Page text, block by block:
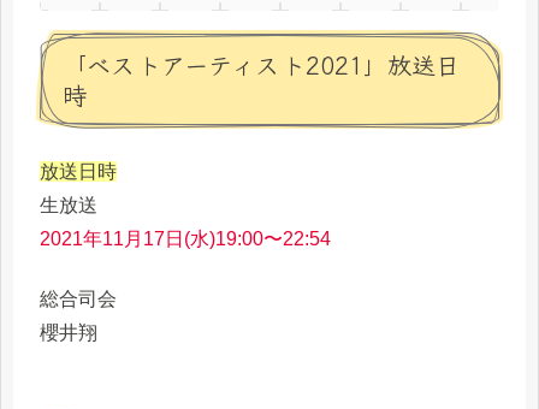
「ベストアーティスト2021」放送日
時
放送日時
生放送
2021年11月17日(水)19:00〜22:54
総合司会
櫻井翔